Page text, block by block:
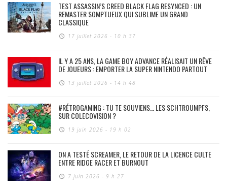
TEST ASSASSIN’S CREED BLACK FLAG RESYNCED : UN
REMASTER SOMPTUEUX QUI SUBLIME UN GRAND
CLASSIQUE
17 juillet 2026 - 10 h 37
IL Y A 25 ANS, LA GAME BOY ADVANCE RÉALISAIT UN RÊVE
DE JOUEURS : EMPORTER LA SUPER NINTENDO PARTOUT
13 juillet 2026 - 14 h 48
#RÉTROGAMING : TU TE SOUVIENS… LES SCHTROUMPFS,
SUR COLECOVISION ?
19 juin 2026 - 19 h 02
ON A TESTÉ SCREAMER, LE RETOUR DE LA LICENCE CULTE
ENTRE RIDGE RACER ET BURNOUT
7 juin 2026 - 9 h 27